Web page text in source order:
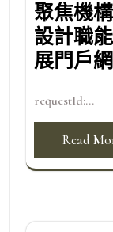
聚焦機
設計職
展門戶
requestId:...
Read